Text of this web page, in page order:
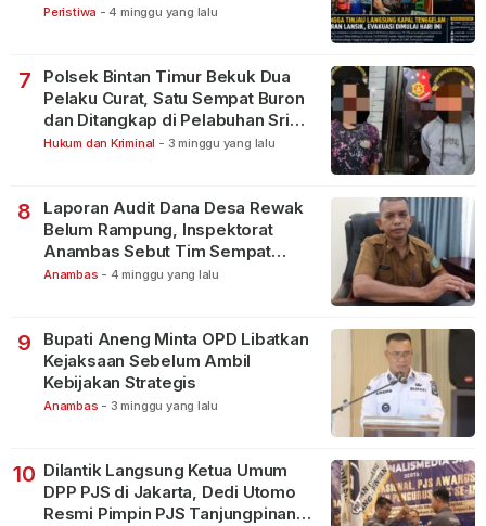
Peristiwa - 4 minggu yang lalu
7
Polsek Bintan Timur Bekuk Dua
Pelaku Curat, Satu Sempat Buron
dan Ditangkap di Pelabuhan Sri
Bintan Pura
Hukum dan Kriminal - 3 minggu yang lalu
8
Laporan Audit Dana Desa Rewak
Belum Rampung, Inspektorat
Anambas Sebut Tim Sempat
Terbagi Tangani Kasus Lain
Anambas - 4 minggu yang lalu
9
Bupati Aneng Minta OPD Libatkan
Kejaksaan Sebelum Ambil
Kebijakan Strategis
Anambas - 3 minggu yang lalu
10 Dilantik Langsung Ketua Umum
DPP PJS di Jakarta, Dedi Utomo
Resmi Pimpin PJS Tanjungpinang-